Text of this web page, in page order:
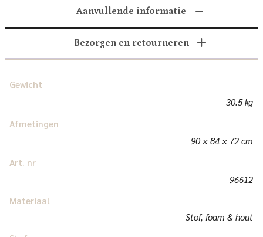
Aanvullende informatie
Bezorgen en retourneren
Gewicht
30.5 kg
Afmetingen
90 × 84 × 72 cm
Art. nr
96612
Materiaal
Stof, foam & hout